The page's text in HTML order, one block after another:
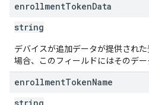
enrollmentTokenData
string
デバイスが追加データが提供され
場合、このフィールドにはそのデー
enrollmentTokenName